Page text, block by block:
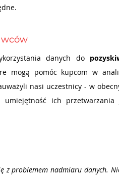
danych do
mogą pomóc kupcom w
nasi uczestnicy - w
ich
z problemem nadmiaru danych.